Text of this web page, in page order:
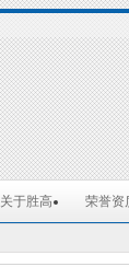
关于胜高 荣誉资